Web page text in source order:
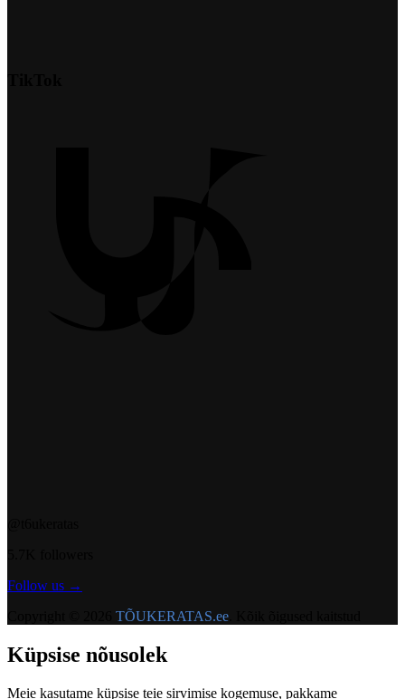
Follow us →
TÕUKERATAS.ee
Küpsise nõusolek
Meie kasutame küpsise teie sirvimise kogemuse, pakkame